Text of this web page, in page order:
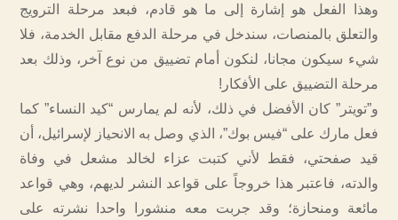
وهذا الفعل هو إشارة إلى ما هو قادم، فبعد مرحلة الترويج
والتعلق بالمنصات، سندخل في مرحلة الدفع مقابل الخدمة، فلا
شيء سيكون مجانا، لنكون أمام تضييق من نوع آخر، وذلك بعد
مرحلة التضييق على الأفكار!
و”تويتر” كان الأفضل في ذلك، لأنه لم يمارس “كيد النساء” كما
فعل مارك على “فيس بوك”، الذي وصل به الانحياز لإسرائيل، أن
قيد صفحتي، فقط لأني كتبت عزاء لخالد مشعل في وفاة
والدته، فاعتبر هذا خروجاً على قواعد النشر لديهم، وهي قواعد
مائعة ومنحازة؛ وقد جربت معه منشورا واحدا نشرته على